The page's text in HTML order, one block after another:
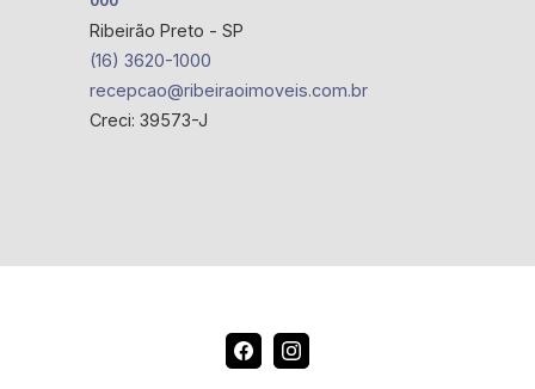
Ribeirão Preto - SP
(16) 3620-1000
recepcao@ribeiraoimoveis.com.br
Creci: 39573-J